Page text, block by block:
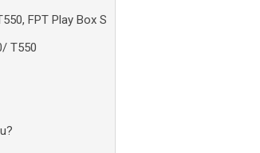
FPT Play Box S
T550